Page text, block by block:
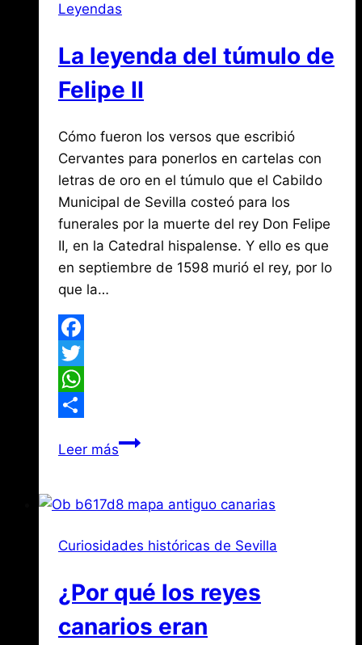
Leyendas
La leyenda del túmulo de
Felipe II
PorJose
María
de
Mena
junio
22,
2019agosto
3,
2026
Cómo fueron los versos que escribió
Cervantes para ponerlos en cartelas con
letras de oro en el túmulo que el Cabildo
Municipal de Sevilla costeó para los
funerales por la muerte del rey Don Felipe
II, en la Catedral hispalense. Y ello es que
en septiembre de 1598 murió el rey, por lo
que la…
Facebook
Twitter
WhatsApp
Leer másLa
túmulo
Felipe
Curiosidades históricas de Sevilla
¿Por qué los reyes
canarios eran